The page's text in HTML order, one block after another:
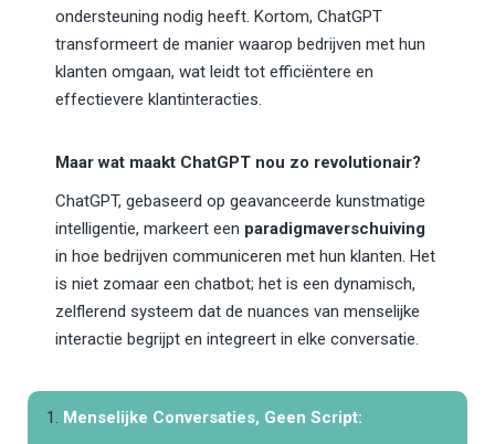
ondersteuning nodig heeft. Kortom, ChatGPT
transformeert de manier waarop bedrijven met hun
klanten omgaan, wat leidt tot efficiëntere en
effectievere klantinteracties.
Maar wat maakt ChatGPT nou zo revolutionair?
ChatGPT, gebaseerd op geavanceerde kunstmatige
intelligentie, markeert een paradigmaverschuiving
in hoe bedrijven communiceren met hun klanten. Het
is niet zomaar een chatbot; het is een dynamisch,
zelflerend systeem dat de nuances van menselijke
interactie begrijpt en integreert in elke conversatie.
Menselijke Conversaties, Geen Script: